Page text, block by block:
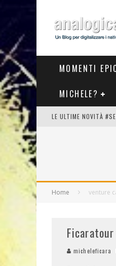
MOMENTI
MICHELE?
LE ULTIME NOVITÀ
Home venture
micheleficara